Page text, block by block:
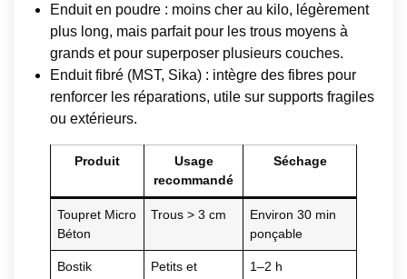
Enduit en poudre : moins cher au kilo, légèrement
plus long, mais parfait pour les trous moyens à
grands et pour superposer plusieurs couches.
Enduit fibré (MST, Sika) : intègre des fibres pour
renforcer les réparations, utile sur supports fragiles
ou extérieurs.
Produit
Usage
recommandé
Séchage
Toupret Micro
Béton
Trous > 3 cm
Environ 30 min
ponçable
Bostik
Petits et
1–2 h